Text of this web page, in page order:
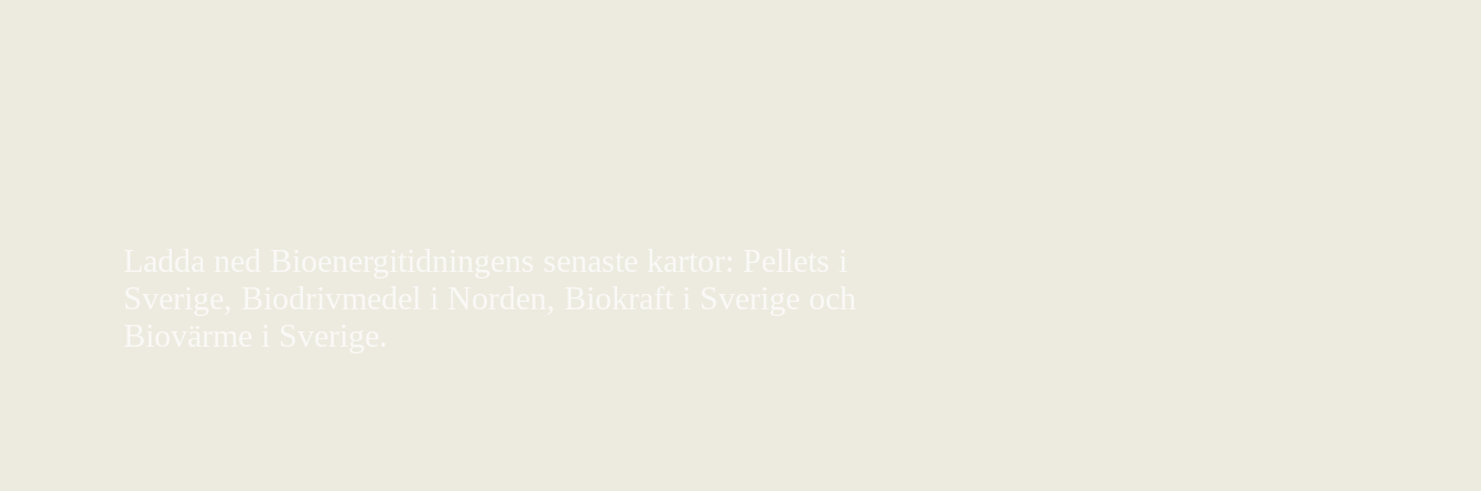
Ladda ned Bioenergitidningens senaste kartor: Pellets i
Sverige, Biodrivmedel i Norden, Biokraft i Sverige och
Biovärme i Sverige.